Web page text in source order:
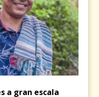
a gran escala